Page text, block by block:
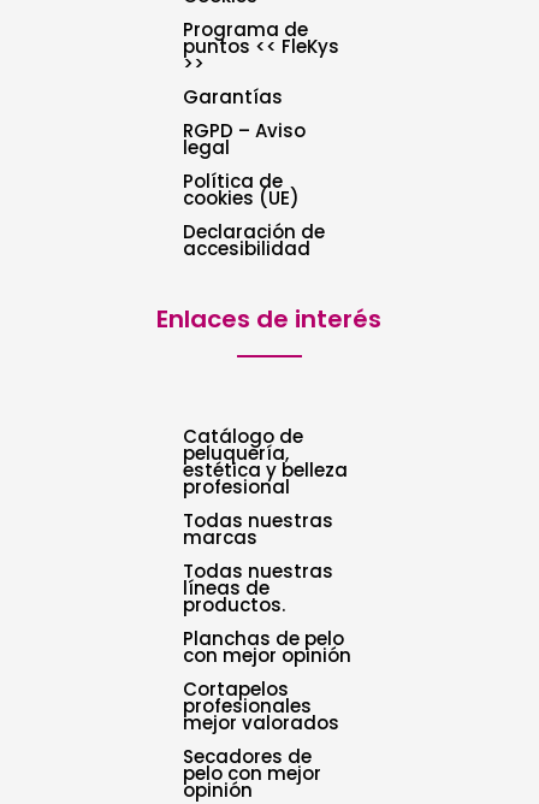
Programa de
puntos << FleKys
>>
Garantías
RGPD – Aviso
legal
Política de
cookies (UE)
Declaración de
accesibilidad
Enlaces de interés
Catálogo de
peluquería,
estética y belleza
profesional
Todas nuestras
marcas
Todas nuestras
líneas de
productos.
Planchas de pelo
con mejor opinión
Cortapelos
profesionales
mejor valorados
Secadores de
pelo con mejor
opinión